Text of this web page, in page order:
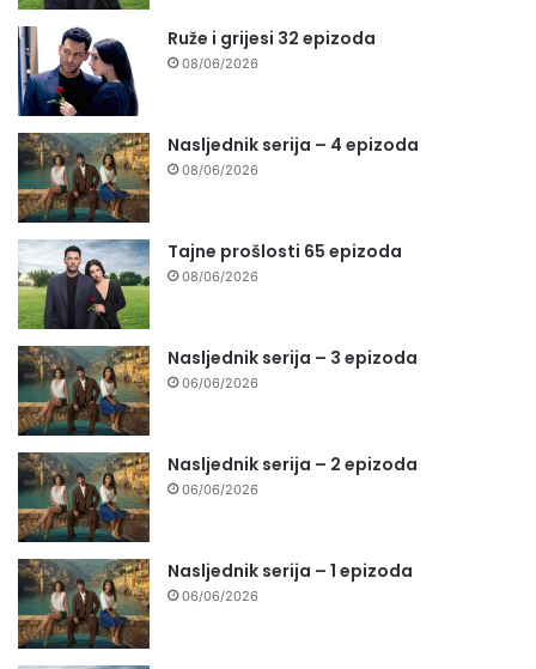
Ruže i grijesi 32 epizoda
08/06/2026
Nasljednik serija – 4 epizoda
08/06/2026
Tajne prošlosti 65 epizoda
08/06/2026
Nasljednik serija – 3 epizoda
06/06/2026
Nasljednik serija – 2 epizoda
06/06/2026
Nasljednik serija – 1 epizoda
06/06/2026